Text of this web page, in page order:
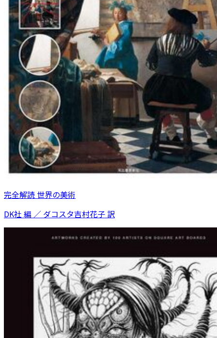
完全解読 世界の美術
DK社 編 ／ ダコスタ吉村花子 訳